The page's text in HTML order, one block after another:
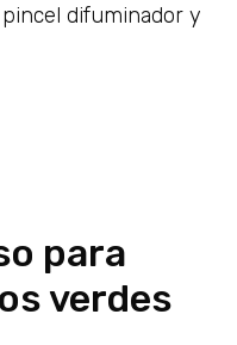
difuminador y
para
verdes